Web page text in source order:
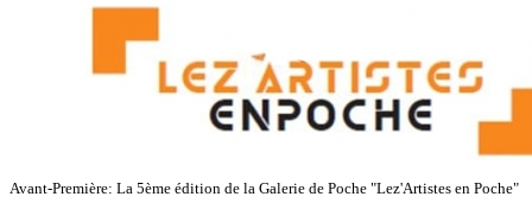
Avant-Première: La 5ème édition de la Galerie de Poche "Lez'Artistes en Poche"